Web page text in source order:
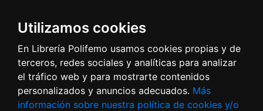
Utilizamos cookies
En Librería Polifemo usamos cookies propias y de
terceros, redes sociales y analíticas para analizar
el tráfico web y para mostrarte contenidos
personalizados y anuncios adecuados. Más
información sobre nuestra política de cookies y/o